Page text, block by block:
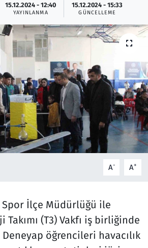
15.12.2024 - 12:40
YAYINLANMA
15.12.2024 - 15:33
GÜNCELLEME
A- A+
Spor İlçe Müdürlüğü ile
(T3) Vakfı iş birliğinde
öğrencileri havacılık